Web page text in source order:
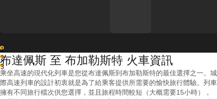
1
2
3
布達佩斯 至 布加勒斯特 火車資訊
乘坐高速的現代化列車是您從布達佩斯到布加勒斯特的最佳選擇之一。城
際高速列車的設計初衷就是為了給乘客提供所需要的愉快旅行體驗。列車
擁有不同旅行檔次供您選擇，並且旅程時間較短（大概需要15小時），